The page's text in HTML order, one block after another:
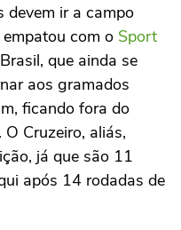
devem ir a campo
com o Sport
que ainda se
aos gramados
ficando fora do
Cruzeiro, aliás,
já que são 11
após 14 rodadas de